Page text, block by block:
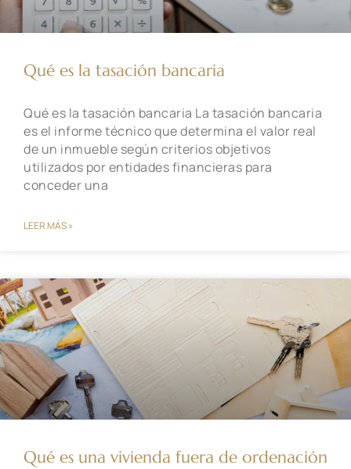
Qué es la tasación bancaria
Qué es la tasación bancaria La tasación bancaria
es el informe técnico que determina el valor real
de un inmueble según criterios objetivos
utilizados por entidades financieras para
conceder una
LEER MÁS »
Qué es una vivienda fuera de ordenación